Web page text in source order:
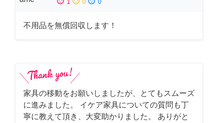
1 0 0
不用品を無償回収します！
家具の移動をお願いしましたが、とてもスムーズ
に進みました。 イケア家具についての質問も丁
寧に教えて頂き、大変助かりました。 ありがと